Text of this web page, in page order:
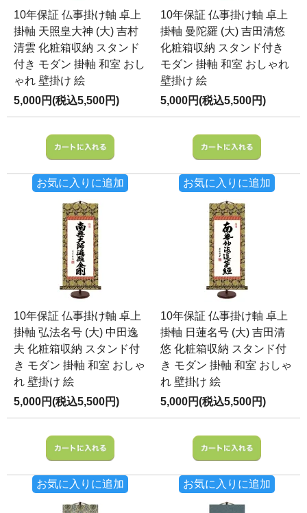
10年保証 仏事掛け軸 卓上
掛軸 天照皇大神 (大) 吉村
清雲 化粧箱収納 スタンド
付き モダン 掛軸 和室 おし
ゃれ 壁掛け 絵
5,000円(税込5,500円)
お気に入りに追加
10年保証 仏事掛け軸 卓上
掛軸 曼陀羅 (大) 吉田清悠
化粧箱収納 スタンド付き
モダン 掛軸 和室 おしゃれ
壁掛け 絵
5,000円(税込5,500円)
お気に入りに追加
10年保証 仏事掛け軸 卓上
掛軸 弘法名号 (大) 中田逸
夫 化粧箱収納 スタンド付
き モダン 掛軸 和室 おしゃ
れ 壁掛け 絵
5,000円(税込5,500円)
お気に入りに追加
10年保証 仏事掛け軸 卓上
掛軸 日蓮名号 (大) 吉田清
悠 化粧箱収納 スタンド付
き モダン 掛軸 和室 おしゃ
れ 壁掛け 絵
5,000円(税込5,500円)
お気に入りに追加